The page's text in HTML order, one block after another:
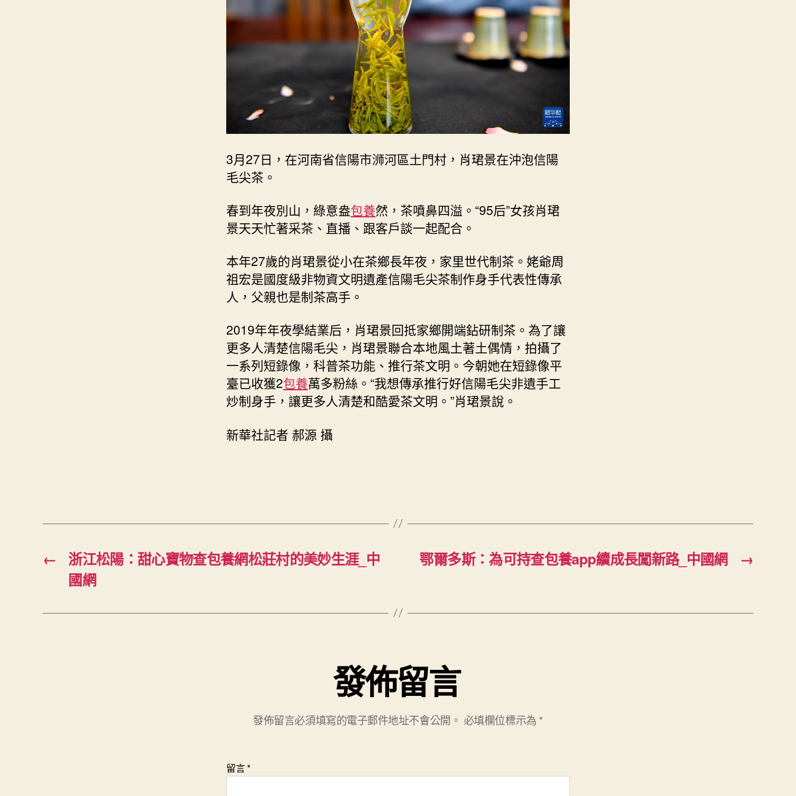
下
的
茶
鄉
女
國
網〉
中
3月27日，在河南省信陽市浉河區土門村，肖珺景在沖泡信陽
毛尖茶。
春到年夜別山，綠意盎包養然，茶噴鼻四溢。“95后”女孩肖珺
景天天忙著采茶、直播、跟客戶談一起配合。
本年27歲的肖珺景從小在茶鄉長年夜，家里世代制茶。姥爺周
祖宏是國度級非物資文明遺產信陽毛尖茶制作身手代表性傳承
人，父親也是制茶高手。
2019年年夜學結業后，肖珺景回抵家鄉開端鉆研制茶。為了讓
更多人清楚信陽毛尖，肖珺景聯合本地風土著土偶情，拍攝了
一系列短錄像，科普茶功能、推行茶文明。今朝她在短錄像平
臺已收獲2包養萬多粉絲。“我想傳承推行好信陽毛尖非遺手工
炒制身手，讓更多人清楚和酷愛茶文明。”肖珺景說。
新華社記者 郝源 攝
←
浙江松陽：甜心寶物查包養網松莊村的美妙生涯_中
國網
→
鄂爾多斯：為可持查包養app續成長闖新路_中國網
發佈留言
發佈留言必須填寫的電子郵件地址不會公開。 必填欄位標示為 *
留言*